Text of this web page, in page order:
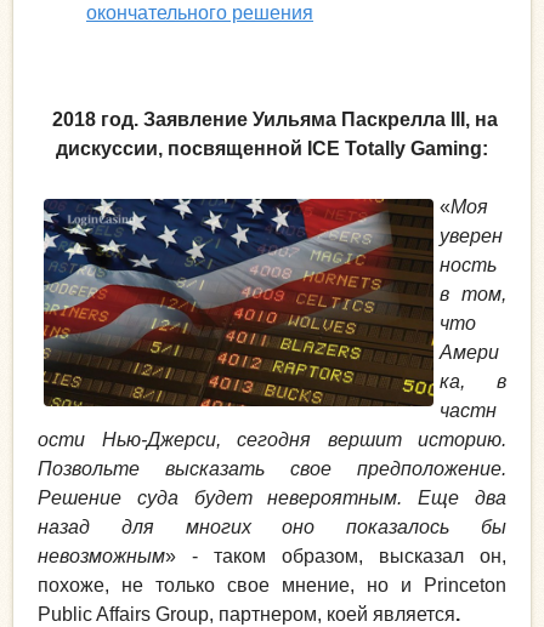
окончательного решения
2018 год. Заявление Уильяма Паскрелла III, на
дискуссии, посвященной ICE Totally Gaming:
«Моя
уверен
ность
в том,
что
Амери
ка, в
частн
ости Нью-Джерси, сегодня вершит историю.
Позвольте высказать свое предположение.
Решение суда будет невероятным. Еще два
назад для многих оно показалось бы
невозможным» - таком образом, высказал он,
похоже, не только свое мнение, но и Princeton
Public Affairs Group, партнером, коей является.